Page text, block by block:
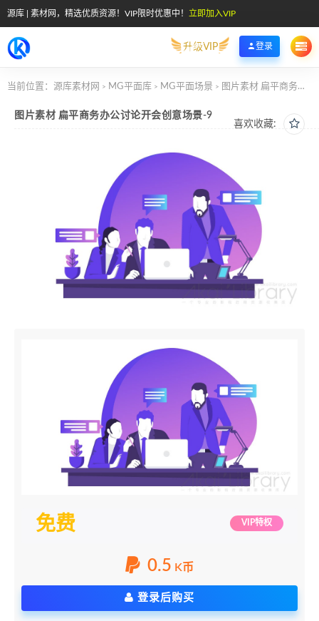
源库 | 素材网，精选优质资源！VIP限时优惠中！ 立即加入VIP
升级VIP 登录
当前位置： 源库素材网 > MG平面库 > MG平面场景 > 图片素材 扁平商务办公讨论开会创意场景-9
喜欢收藏:
图片素材 扁平商务办公讨论开会创意场景-9
免费 VIP特权
0.5 K币
登录后购买